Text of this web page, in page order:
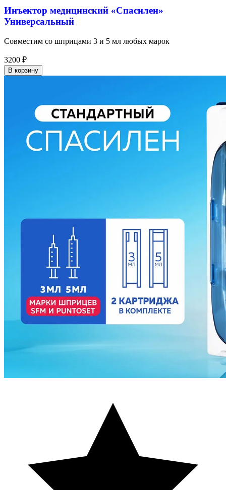
Инъектор медицинский «Спасилен»
Универсальный
Совместим со шприцами 3 и 5 мл любых марок
3200 ₽
В корзину